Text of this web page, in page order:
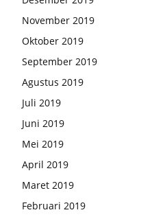
November 2019
Oktober 2019
September 2019
Agustus 2019
Juli 2019
Juni 2019
Mei 2019
April 2019
Maret 2019
Februari 2019